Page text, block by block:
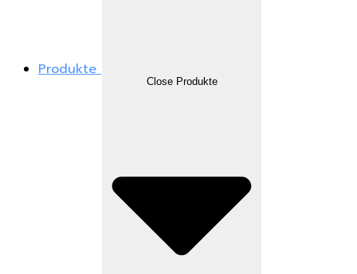
Produkte
Close Produkte